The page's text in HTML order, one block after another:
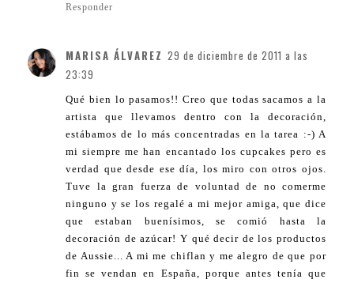
Responder
MARISA ÁLVAREZ 29 de diciembre de 2011 a las
23:39
Qué bien lo pasamos!! Creo que todas sacamos a la
artista que llevamos dentro con la decoración,
estábamos de lo más concentradas en la tarea :-) A
mi siempre me han encantado los cupcakes pero es
verdad que desde ese día, los miro con otros ojos.
Tuve la gran fuerza de voluntad de no comerme
ninguno y se los regalé a mi mejor amiga, que dice
que estaban buenísimos, se comió hasta la
decoración de azúcar! Y qué decir de los productos
de Aussie... A mi me chiflan y me alegro de que por
fin se vendan en España, porque antes tenía que